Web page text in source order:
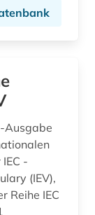
Ausgabe
-
(IEV),
Reihe IEC